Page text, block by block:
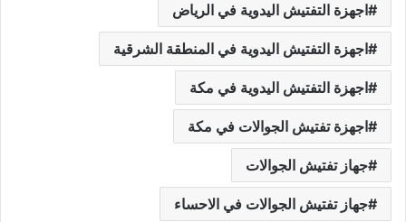
اجهزة التفتيش اليدوية في الرياض
اجهزة التفتيش اليدوية في المنطقة الشرقية
اجهزة التفتيش اليدوية في مكة
اجهزة تفتيش الجوالات في مكة
جهاز تفتيش الجوالات
جهاز تفتيش الجوالات في الاحساء